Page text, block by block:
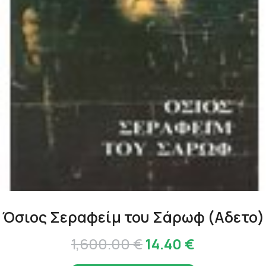
Όσιος Σεραφείμ του Σάρωφ (Αδετο)
1,600.00€Original
14.40 €